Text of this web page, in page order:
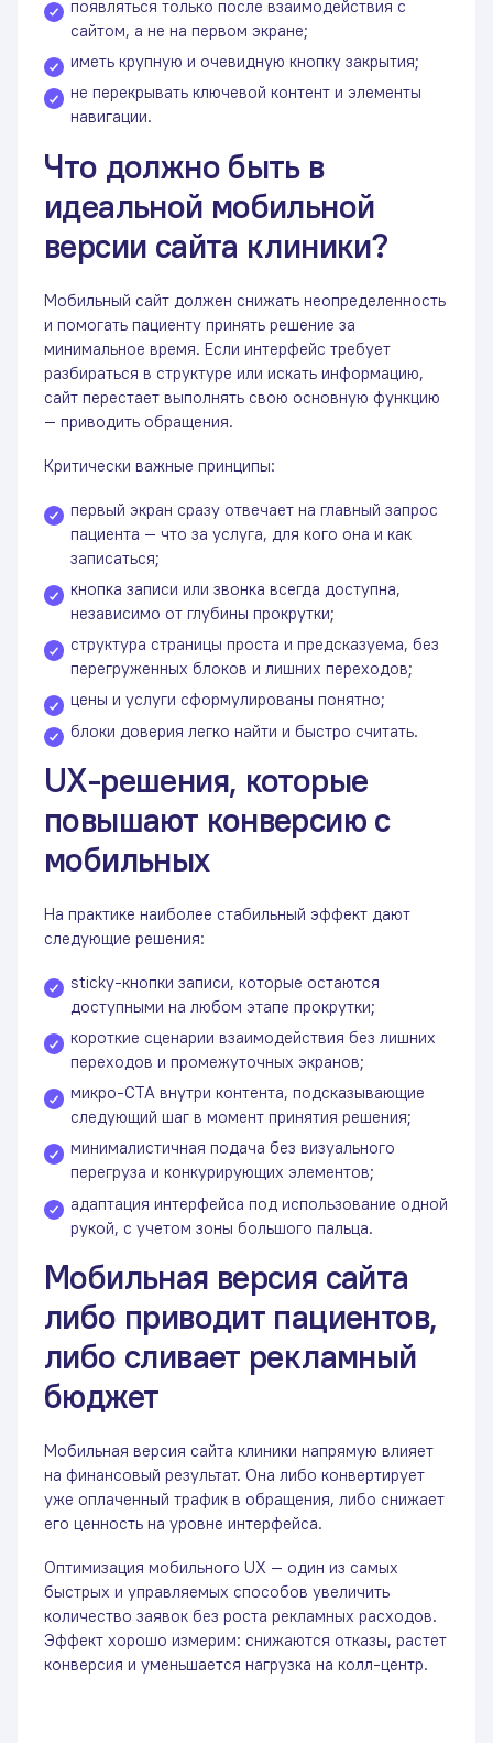
появляться только после взаимодействия с
сайтом, а не на первом экране;
иметь крупную и очевидную кнопку закрытия;
не перекрывать ключевой контент и элементы
навигации.
Что должно быть в
идеальной мобильной
версии сайта клиники?
Мобильный сайт должен снижать неопределенность
и помогать пациенту принять решение за
минимальное время. Если интерфейс требует
разбираться в структуре или искать информацию,
сайт перестает выполнять свою основную функцию
— приводить обращения.
Критически важные принципы:
первый экран сразу отвечает на главный запрос
пациента — что за услуга, для кого она и как
записаться;
кнопка записи или звонка всегда доступна,
независимо от глубины прокрутки;
структура страницы проста и предсказуема, без
перегруженных блоков и лишних переходов;
цены и услуги сформулированы понятно;
блоки доверия легко найти и быстро считать.
UX-решения, которые
повышают конверсию с
мобильных
На практике наиболее стабильный эффект дают
следующие решения:
sticky-кнопки записи, которые остаются
доступными на любом этапе прокрутки;
короткие сценарии взаимодействия без лишних
переходов и промежуточных экранов;
микро-CTA внутри контента, подсказывающие
следующий шаг в момент принятия решения;
минималистичная подача без визуального
перегруза и конкурирующих элементов;
адаптация интерфейса под использование одной
рукой, с учетом зоны большого пальца.
Мобильная версия сайта
либо приводит пациентов,
либо сливает рекламный
бюджет
Мобильная версия сайта клиники напрямую влияет
на финансовый результат. Она либо конвертирует
уже оплаченный трафик в обращения, либо снижает
его ценность на уровне интерфейса.
Оптимизация мобильного UX — один из самых
быстрых и управляемых способов увеличить
количество заявок без роста рекламных расходов.
Эффект хорошо измерим: снижаются отказы, растет
конверсия и уменьшается нагрузка на колл-центр.